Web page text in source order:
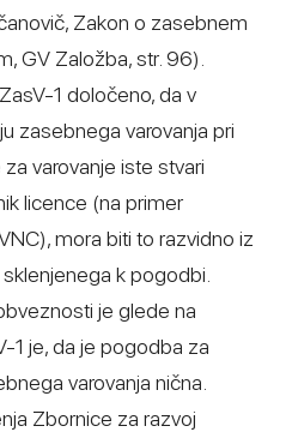
Zakon o zasebnem
GV Založba, str. 96).
1 določeno, da v
zasebnega varovanja pri
varovanje iste stvari
licence (na primer
mora biti to razvidno iz
k pogodbi.
je glede na
1 je, da je pogodba za
varovanja nična.
Zbornice za razvoj